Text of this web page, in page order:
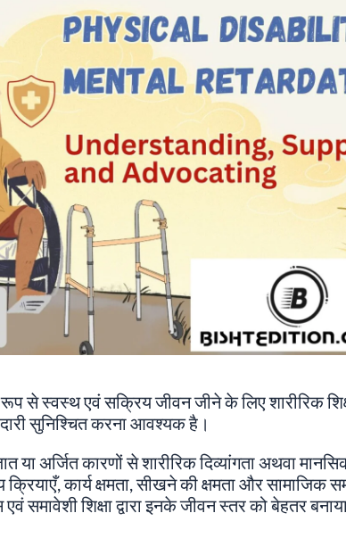
से स्वस्थ एवं सक्रिय जीवन जीने के लिए शारीरिक
सुनिश्चित करना आवश्यक है।
या अर्जित कारणों से शारीरिक दिव्यांगता अथवा
कार्य क्षमता, सीखने की क्षमता और सामाजिक
एवं समावेशी शिक्षा द्वारा इनके जीवन स्तर को बेहतर